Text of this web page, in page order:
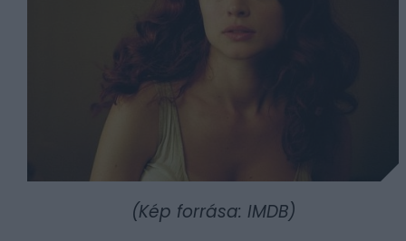
(Kép forrása: IMDB)